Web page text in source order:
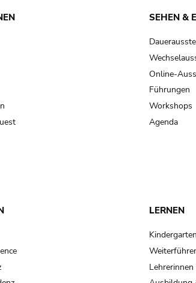
SEHEN &
Online-
Führungen
Workshops
Agenda
LERNEN